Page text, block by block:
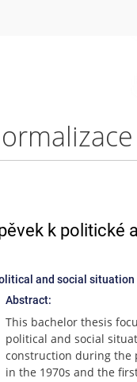
k politické
and social
Abstract:
This bachelor thesis
political and social
construction during the
in the 1970s and the